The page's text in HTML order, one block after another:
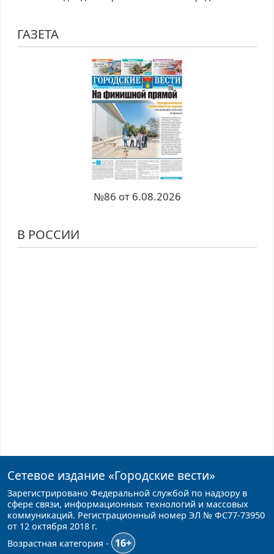
ГАЗЕТА
№86 от 6.08.2026
В РОССИИ
Сетевое издание «Городские вести»
Зарегистрировано Федеральной службой по надзору в
сфере связи, информационных технологий и массовых
коммуникаций. Регистрационный номер ЭЛ № ФС77-73950
от 12 октября 2018 г.
Возрастная категория -
16+